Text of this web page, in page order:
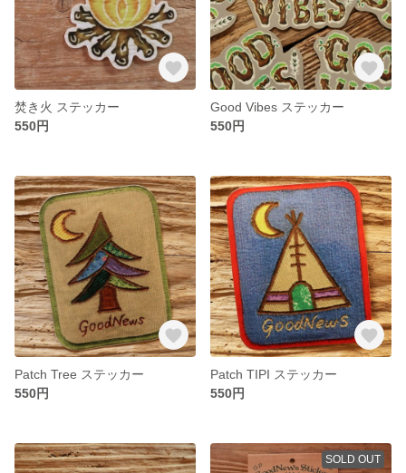
焚き火 ステッカー
550円
Good Vibes ステッカー
550円
Patch Tree ステッカー
550円
Patch TIPI ステッカー
550円
SOLD OUT